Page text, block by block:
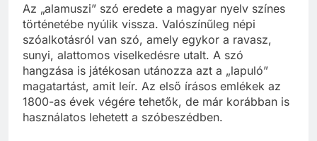
Az „alamuszi” szó eredete a magyar nyelv színes
történetébe nyúlik vissza. Valószínűleg népi
szóalkotásról van szó, amely egykor a ravasz,
sunyi, alattomos viselkedésre utalt. A szó
hangzása is játékosan utánozza azt a „lapuló”
magatartást, amit leír. Az első írásos emlékek az
1800-as évek végére tehetők, de már korábban is
használatos lehetett a szóbeszédben.